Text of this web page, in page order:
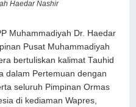
Haedar Nashir
Muhammadiyah Dr. Haedar
Pusat Muhammadiyah
bertuliskan kalimat Tauhid
dalam Pertemuan dengan
seluruh Pimpinan Ormas
di kediaman Wapres,